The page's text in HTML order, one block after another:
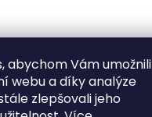
abychom Vám umožnili
webu a díky analýze
zlepšovali jeho
nastavení cookies